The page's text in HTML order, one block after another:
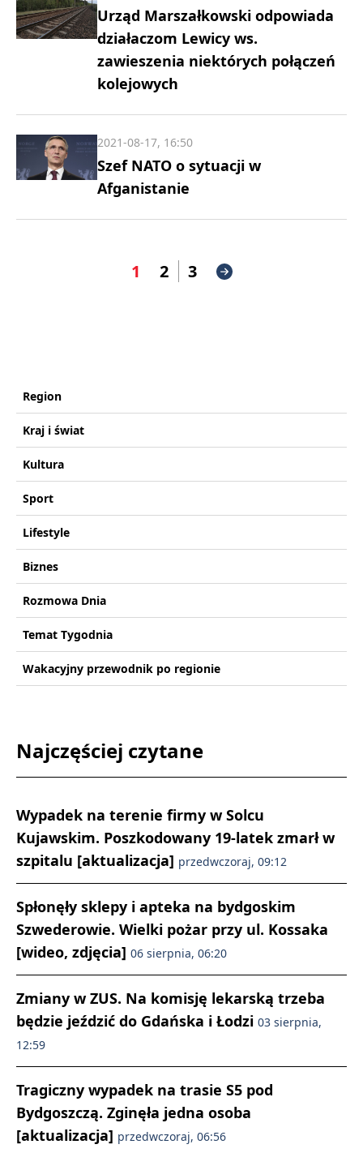
Urząd Marszałkowski odpowiada
działaczom Lewicy ws.
zawieszenia niektórych połączeń
kolejowych
Szef NATO o sytuacji w
Afganistanie
2021-08-17, 16:50
1 2 3
Region
Kraj i świat
Kultura
Sport
Lifestyle
Biznes
Rozmowa Dnia
Temat Tygodnia
Wakacyjny przewodnik po regionie
Najczęściej czytane
Wypadek na terenie firmy w Solcu
Kujawskim. Poszkodowany 19-latek zmarł w
szpitalu [aktualizacja] przedwczoraj, 09:12
Spłonęły sklepy i apteka na bydgoskim
Szwederowie. Wielki pożar przy ul. Kossaka
[wideo, zdjęcia] 06 sierpnia, 06:20
Zmiany w ZUS. Na komisję lekarską trzeba
będzie jeździć do Gdańska i Łodzi 03 sierpnia,
12:59
Tragiczny wypadek na trasie S5 pod
Bydgoszczą. Zginęła jedna osoba
[aktualizacja] przedwczoraj, 06:56